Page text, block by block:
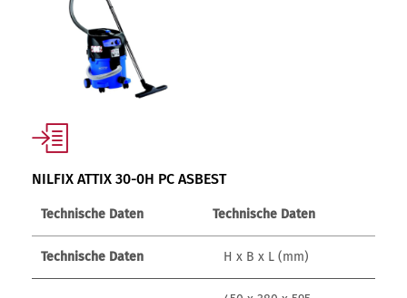
NILFIX ATTIX 30-0H PC ASBEST
Technische Daten Technische Daten
Technische Daten H x B x L (mm)